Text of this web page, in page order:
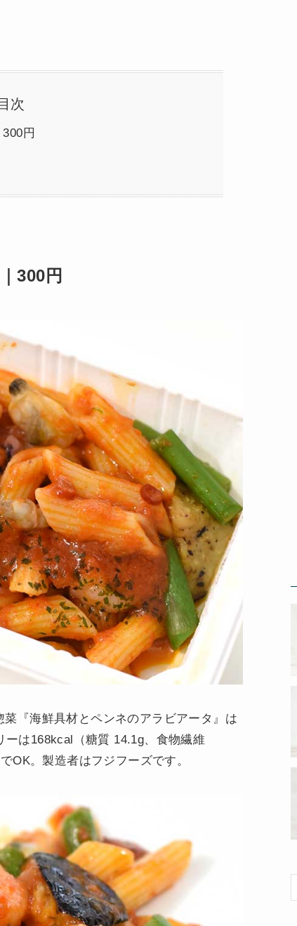
目次
円
300円
『海鮮具材とペンネのアラビアータ』は
ーは168kcal（糖質 14.1g、食物繊維
OK。製造者はフジフーズです。